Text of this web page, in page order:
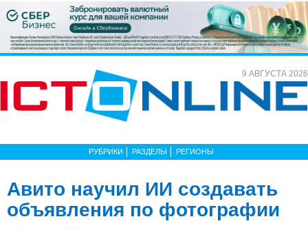
9 АВГУСТА 2026
РУБРИКИ РАЗДЕЛЫ РЕГИОНЫ
Авито научил ИИ создавать
объявления по фотографии